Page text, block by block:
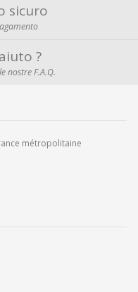
sicuro
?
nostre F.A.Q.
métropolitaine